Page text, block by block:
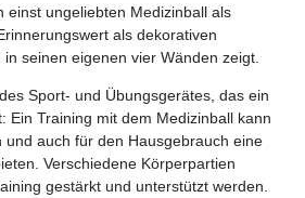
einst ungeliebten Medizinball als
als dekorativen
seinen eigenen vier Wänden zeigt.
Sport- und Übungsgerätes, das ein
Ein Training mit dem Medizinball kann
und auch für den Hausgebrauch eine
Verschiedene Körperpartien
gestärkt und unterstützt werden.